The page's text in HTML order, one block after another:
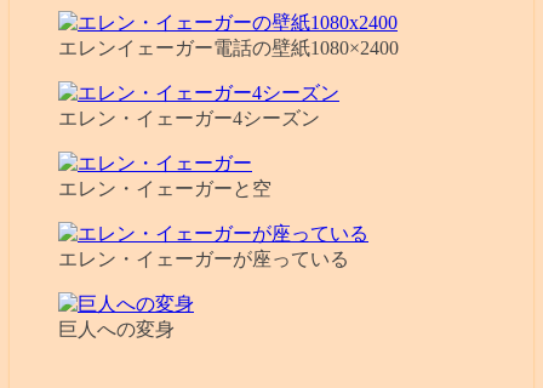
エレンイェーガー電話の壁紙1080×2400
エレン・イェーガー4シーズン
エレン・イェーガーと空
エレン・イェーガーが座っている
巨人への変身